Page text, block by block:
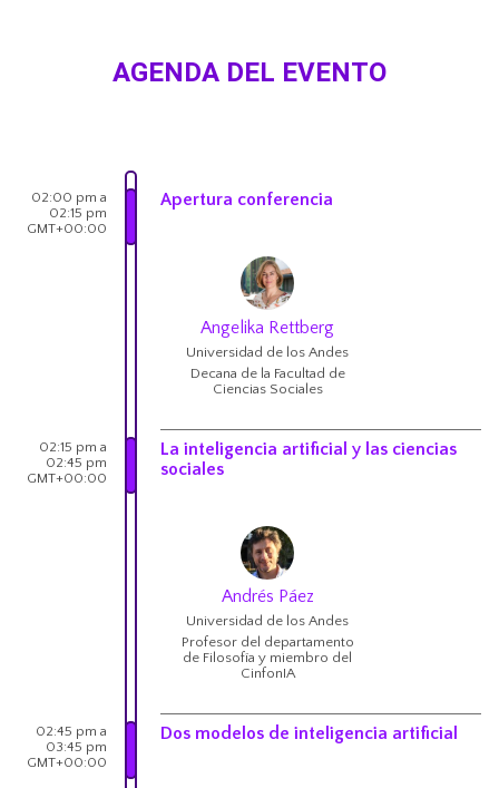
AGENDA DEL EVENTO
02:00 pm a
02:15 pm
GMT+00:00
Apertura conferencia
Angelika Rettberg
Universidad de los Andes
Decana de la Facultad de
Ciencias Sociales
02:15 pm a
02:45 pm
GMT+00:00
La inteligencia artificial y las ciencias
sociales
Andrés Páez
Universidad de los Andes
Profesor del departamento
de Filosofía y miembro del
CinfonIA
02:45 pm a
03:45 pm
GMT+00:00
Dos modelos de inteligencia artificial